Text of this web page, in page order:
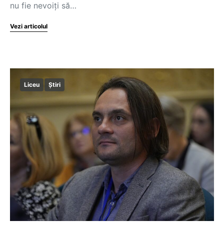
nu fie nevoiți să…
Vezi articolul
Liceu Știri